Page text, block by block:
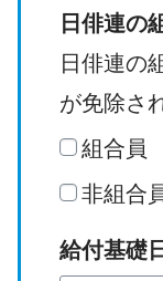
1
0
月
加
6
日俳連の
日俳連の
が免除さ
組合員
非組合
給付基礎